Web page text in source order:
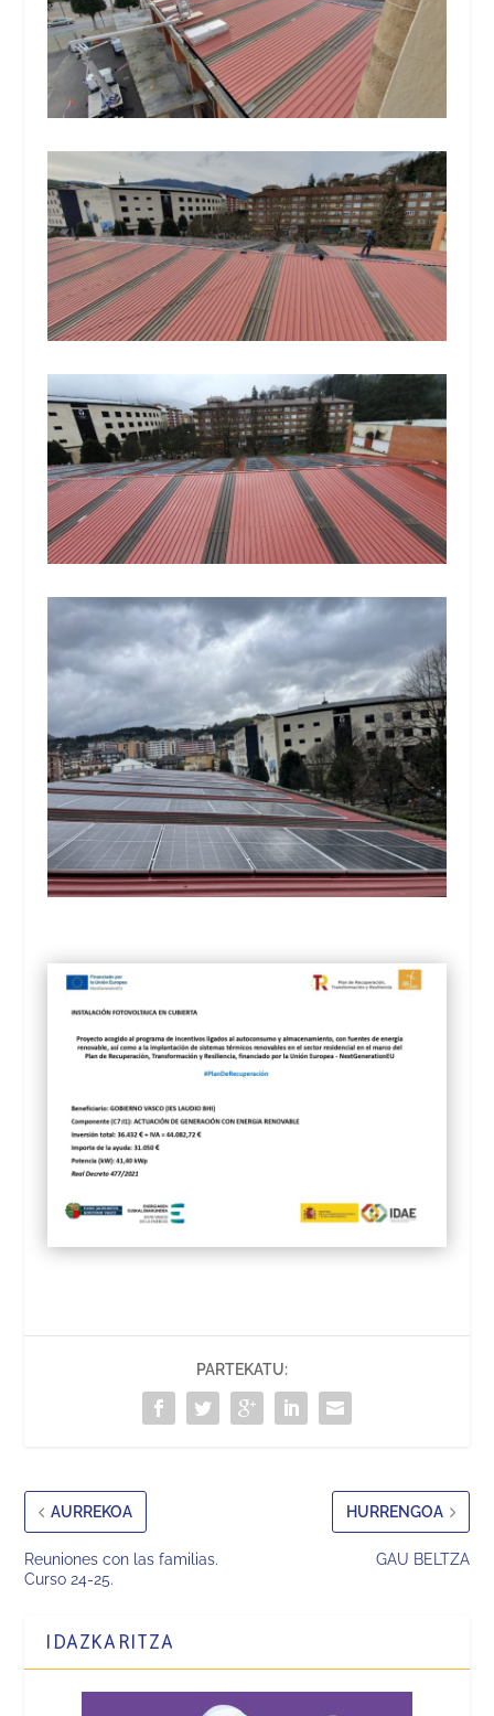
PARTEKATU:
AURREKOA
Reuniones con las familias.
Curso 24-25.
HURRENGOA
GAU BELTZA
IDAZKARITZA